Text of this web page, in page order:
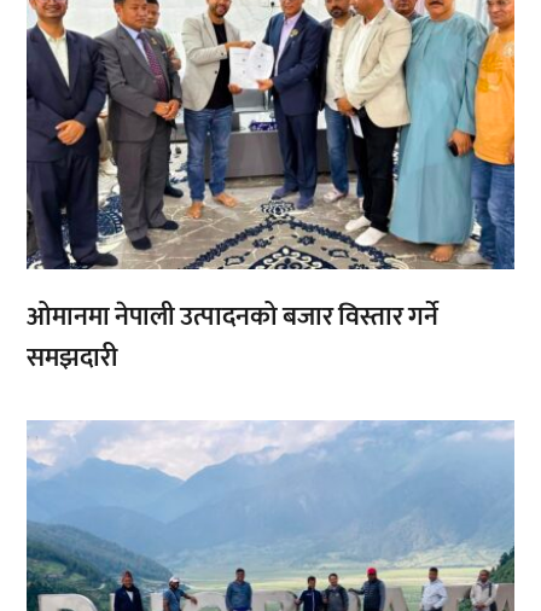
ओमानमा नेपाली उत्पादनको बजार विस्तार गर्ने
समझदारी
,,